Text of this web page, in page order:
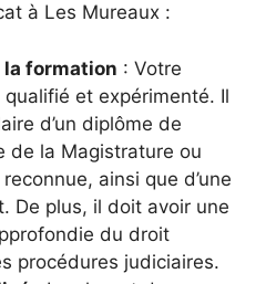
à Les Mureaux :
la formation : Votre
et expérimenté. Il
d’un diplôme de
de la Magistrature ou
ainsi que d’une
De plus, il doit avoir une
du droit
procédures judiciaires.